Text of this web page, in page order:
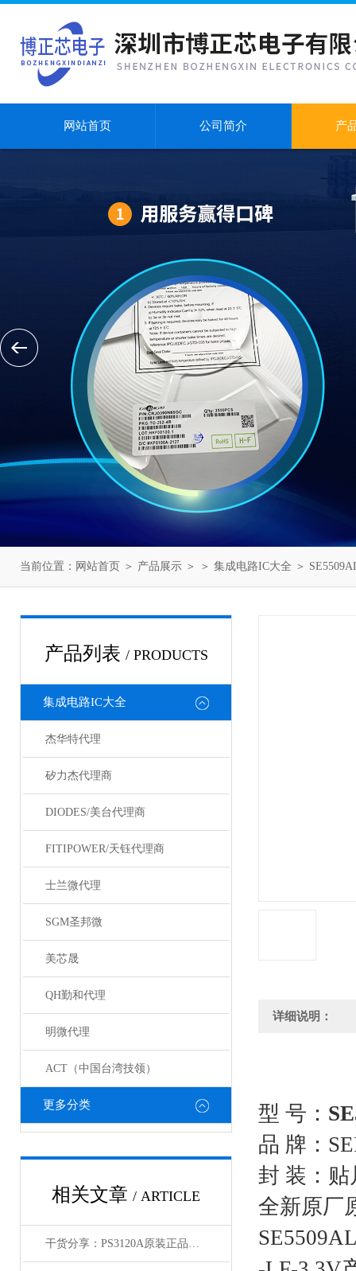
网站首页 公司简介 产
当前位置： 网站首页 ＞ 产品展示 ＞ ＞ 集成电路IC大全 ＞
产品列表 / PRODUCTS
集成电路IC大全
杰华特代理
矽力杰代理商
DIODES/美台代理商
FITIPOWER/天钰代理商
士兰微代理
SGM圣邦微
美芯晟
QH勤和代理
明微代理
ACT（中国台湾技领）
更多分类
相关文章 / ARTICLE
干货分享：PS3120A原装正品使用中的那些常见故障与解决技巧
详细说明：
型 号：
品 牌：
封 装：贴
全新原厂